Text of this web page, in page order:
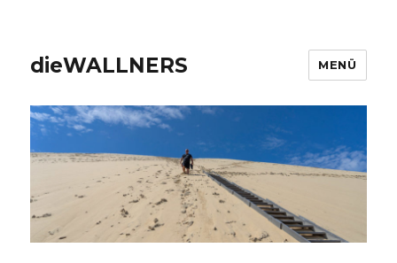
dieWALLNERS MENÜ